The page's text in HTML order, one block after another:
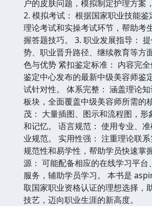
户的皮肤问题，模拟制定护理方案
2. 模拟考试： 根据国家职业技能
理论考试和实操考试环节，帮助考
握答题技巧。 3. 职业发展指导：
势、职业晋升路径、继续教育等方
色与优势 紧扣鉴定标准： 内容完
鉴定中心发布的最新中级美容师鉴
试针对性。 体系完整： 涵盖理论
板块，全面覆盖中级美容师所需的
茂： 大量插图、图示和流程图，
和记忆。 语言规范： 使用专业、
业规范。 实用性强： 注重理论联
规范性和易学性，帮助学员快速掌
源： 可能配备相应的在线学习平台
服务，辅助学员学习。 本书是
取国家职业资格认证的理想选择，
技艺，迈向职业生涯的新高度。